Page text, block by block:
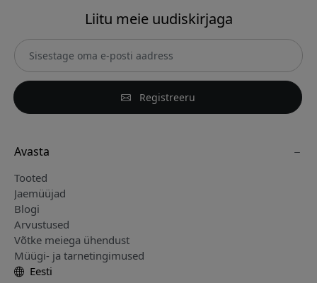
Liitu meie uudiskirjaga
Registreeru
Avasta
Tooted
Jaemüüjad
Blogi
Arvustused
Võtke meiega ühendust
Müügi- ja tarnetingimused
Eesti